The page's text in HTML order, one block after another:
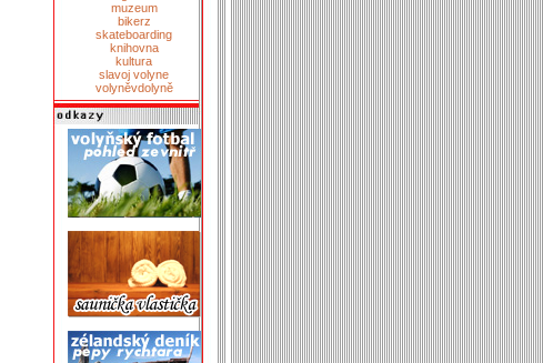
muzeum
bikerz
skateboarding
knihovna
kultura
slavoj volyne
volyněvdolyně